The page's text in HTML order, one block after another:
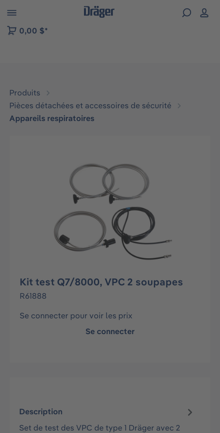
to B2B platform navigation
0,00 $*
Produits
Pièces détachées et accessoires de sécurité
Appareils respiratoires
Kit test Q7/8000, VPC 2 soupapes
R61888
Se connecter pour voir les prix
Se connecter
Description
Set de test des VPC de type 1 Dräger avec 2